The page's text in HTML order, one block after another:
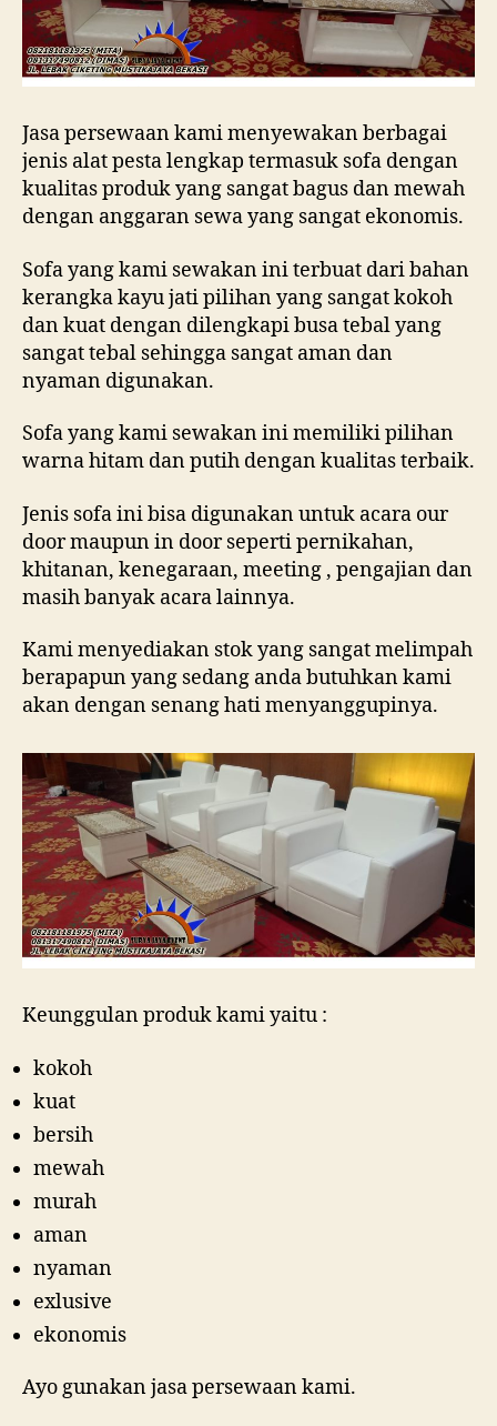
Jasa persewaan kami menyewakan berbagai
jenis alat pesta lengkap termasuk sofa dengan
kualitas produk yang sangat bagus dan mewah
dengan anggaran sewa yang sangat ekonomis.
Sofa yang kami sewakan ini terbuat dari bahan
kerangka kayu jati pilihan yang sangat kokoh
dan kuat dengan dilengkapi busa tebal yang
sangat tebal sehingga sangat aman dan
nyaman digunakan.
Sofa yang kami sewakan ini memiliki pilihan
warna hitam dan putih dengan kualitas terbaik.
Jenis sofa ini bisa digunakan untuk acara our
door maupun in door seperti pernikahan,
khitanan, kenegaraan, meeting , pengajian dan
masih banyak acara lainnya.
Kami menyediakan stok yang sangat melimpah
berapapun yang sedang anda butuhkan kami
akan dengan senang hati menyanggupinya.
Keunggulan produk kami yaitu :
kokoh
kuat
bersih
mewah
murah
aman
nyaman
exlusive
ekonomis
Ayo gunakan jasa persewaan kami.